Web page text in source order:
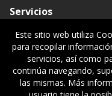
Servicios
Conócenos
Visado de
Ventanilla única
Este sitio web utiliza
para recopilar
servicios, así como
continúa navegando,
las mismas. Más